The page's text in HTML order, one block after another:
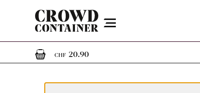
Menu
CHF 20.901 Artikel im Warenkorb